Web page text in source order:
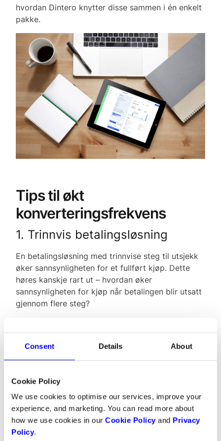
Consent Details About
Cookie Policy
We use cookies to optimise our services, improve your
experience, and marketing. You can read more about
how we use cookies in our Cookie Policy and Privacy
Policy.
hvordan Dintero knytter disse sammen i én enkelt
pakke.
Tips til økt
konverteringsfrekvens
1. Trinnvis betalingsløsning
En betalingsløsning med trinnvise steg til utsjekk
øker sannsynligheten for et fullført kjøp. Dette
høres kanskje rart ut – hvordan øker
sannsynligheten for kjøp når betalingen blir utsatt
gjennom flere steg?
investert tid og energi ved å fullføre ett steg, er
sannsynligheten større for at vi fullfører de
resterende stegene. Dintero sin betalingsløsning
behagelig kundeopplevelse.
2. Tilleggstjenester før utsjekk